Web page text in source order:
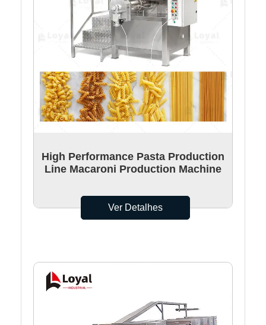
High Performance Pasta Production
Line Macaroni Production Machine
Ver Detalhes